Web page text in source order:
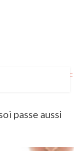
passe aussi